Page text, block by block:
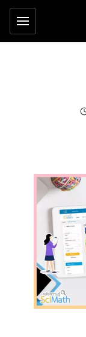
ข้ามไปยังเนื้อหาหลัก
เครื่องมือช่วยเหลือ